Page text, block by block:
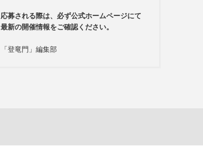
応募される際は、必ず公式ホームページにて
最新の開催情報をご確認ください。
「登竜門」編集部